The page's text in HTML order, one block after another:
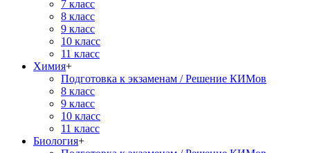
7 класс
8 класс
9 класс
10 класс
11 класс
Химия+
Подготовка к экзаменам / Решение КИМов
8 класс
9 класс
10 класс
11 класс
Биология+